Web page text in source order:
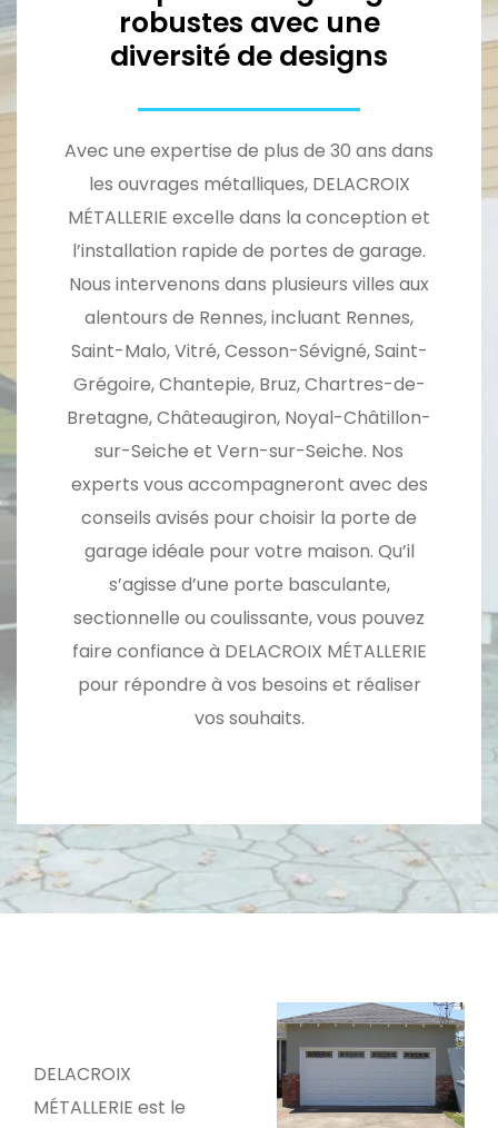
robustes avec une
diversité de designs
Avec une expertise de plus de 30 ans dans
les ouvrages métalliques, DELACROIX
MÉTALLERIE excelle dans la conception et
l’installation rapide de portes de garage.
Nous intervenons dans plusieurs villes aux
alentours de Rennes, incluant Rennes,
Saint-Malo, Vitré, Cesson-Sévigné, Saint-
Grégoire, Chantepie, Bruz, Chartres-de-
Bretagne, Châteaugiron, Noyal-Châtillon-
sur-Seiche et Vern-sur-Seiche. Nos
experts vous accompagneront avec des
conseils avisés pour choisir la porte de
garage idéale pour votre maison. Qu’il
s’agisse d’une porte basculante,
sectionnelle ou coulissante, vous pouvez
faire confiance à DELACROIX MÉTALLERIE
pour répondre à vos besoins et réaliser
vos souhaits.
DELACROIX
MÉTALLERIE est le